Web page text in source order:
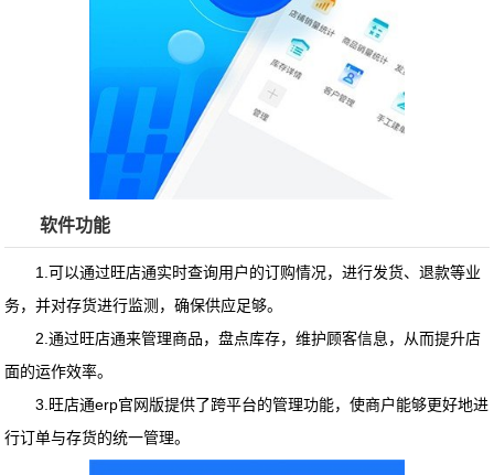
软件功能
1.可以通过旺店通实时查询用户的订购情况，进行发货、退款等业
务，并对存货进行监测，确保供应足够。
2.通过旺店通来管理商品，盘点库存，维护顾客信息，从而提升店
面的运作效率。
3. 旺店通erp官网版提供了跨平台的管理功能，使商户能够更好地进
行订单与存货的统一管理。